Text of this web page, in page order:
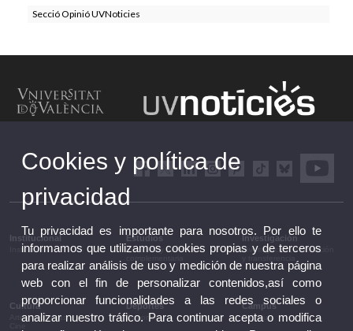
Secció Opinió UVNoticies
Institucional
Institucional
Estudios
Estudios y formación
Investigación
Investigación, innovación
Cultura
Artes escénicas
Deportes
Deportes
Campus
Campus
Cookies y política de
privacidad
Tu privacidad es importante para nosotros. Por ello te
informamos que utilizamos cookies propias y de terceros
para realizar análisis de uso y medición de nuestra página
web con el fin de personalizar contenidos,así como
proporcionar funcionalidades a las redes sociales o
analizar nuestro tráfico. Para continuar acepta o modifica